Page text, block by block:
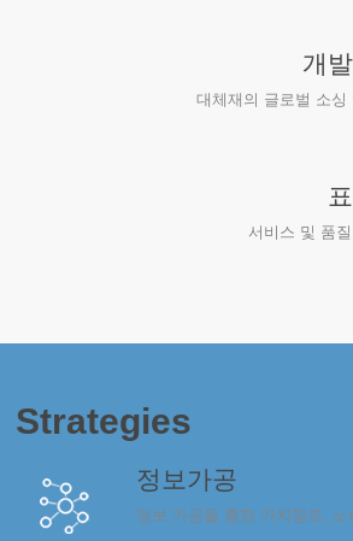
개
대체재의 글로벌 소싱
서비스 및 품
Strategies
정보가공
정보 가공을 통한 가치창조, 노